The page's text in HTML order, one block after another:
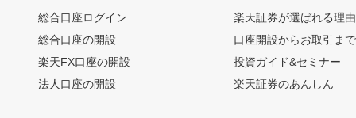
総合口座ログイン
総合口座の開設
楽天FX口座の開設
法人口座の開設
楽天証券が選ばれる理由
口座開設からお取引ま
投資ガイド&セミナー
楽天証券のあんしん